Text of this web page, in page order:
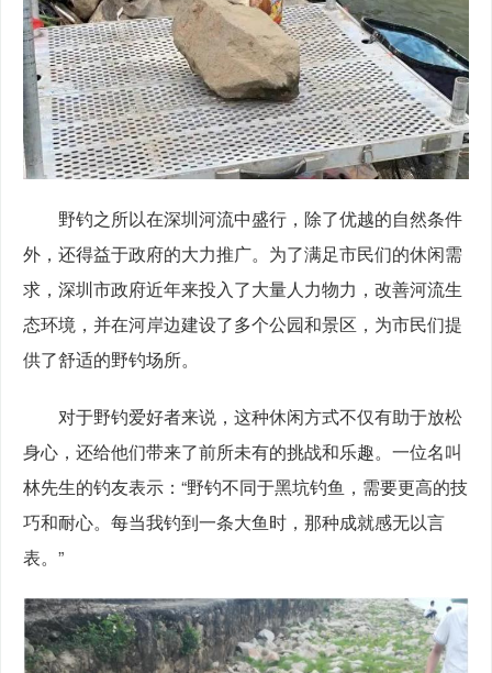
野钓之所以在深圳河流中盛行，除了优越的自然条件
外，还得益于政府的大力推广。为了满足市民们的休闲需
求，深圳市政府近年来投入了大量人力物力，改善河流生
态环境，并在河岸边建设了多个公园和景区，为市民们提
供了舒适的野钓场所。
对于野钓爱好者来说，这种休闲方式不仅有助于放松
身心，还给他们带来了前所未有的挑战和乐趣。一位名叫
林先生的钓友表示：“野钓不同于黑坑钓鱼，需要更高的技
巧和耐心。每当我钓到一条大鱼时，那种成就感无以言
表。”